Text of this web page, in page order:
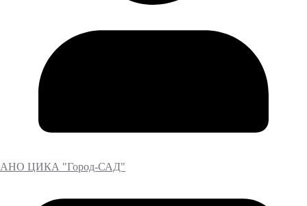
АНО ЦИКА "Город-САД"